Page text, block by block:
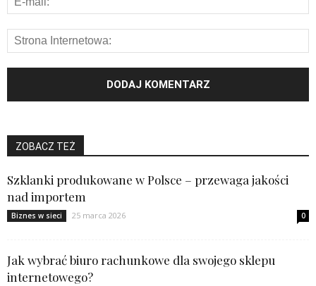
ZOBACZ TEŻ
Szklanki produkowane w Polsce – przewaga jakości
nad importem
Biznes w sieci 25 marca 2026 0
Jak wybrać biuro rachunkowe dla swojego sklepu
internetowego?